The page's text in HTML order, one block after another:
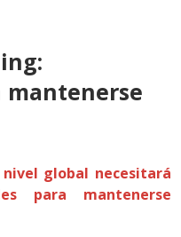
global necesitará
para mantenerse